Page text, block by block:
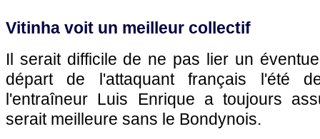
Vitinha voit un meilleur collectif
Il serait difficile de ne pas lier un
départ de l'attaquant français l'été
l'entraîneur Luis Enrique a toujours
serait meilleure sans le Bondynois.